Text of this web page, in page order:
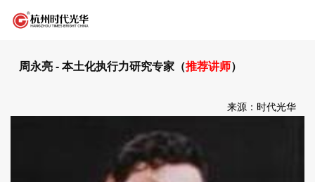
周永亮 - 本土化执行力研究专家（推荐讲师）
来源：时代光华